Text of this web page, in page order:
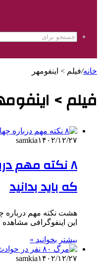
خانه/فیلم > اینفومهر
فیلم >
samkia۱۴۰۲/۱۲/۲۷
۸ نکته مهم
که باید بدانید
هشت نکته مهم درباره
این اینفوگرافی
بیشتر بخوانید »
samkia۱۴۰۲/۱۲/۲۷